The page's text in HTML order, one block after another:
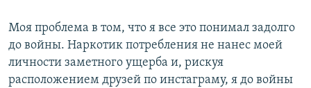
Моя проблема в том, что я все это понимал задолго
до войны. Наркотик потребления не нанес моей
личности заметного ущерба и, рискуя
расположением друзей по инстаграму, я до войны